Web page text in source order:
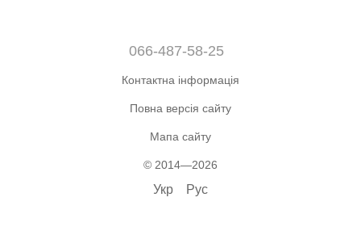
066-487-58-25
Контактна інформація
Повна версія сайту
Мапа сайту
© 2014—2026
Укр Рус